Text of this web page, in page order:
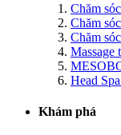
Chăm
Chăm
Chăm
Massage
Head
Khám phá